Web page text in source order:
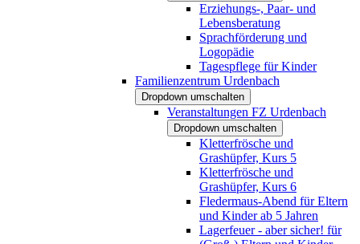
Erziehungs-, Paar- und
Lebensberatung
Sprachförderung und
Logopädie
Tagespflege für Kinder
Familienzentrum Urdenbach
Dropdown umschalten
Veranstaltungen FZ Urdenbach
Dropdown umschalten
Kletterfrösche und
Grashüpfer, Kurs 5
Kletterfrösche und
Grashüpfer, Kurs 6
Fledermaus-Abend für Eltern
und Kinder ab 5 Jahren
Lagerfeuer - aber sicher! für